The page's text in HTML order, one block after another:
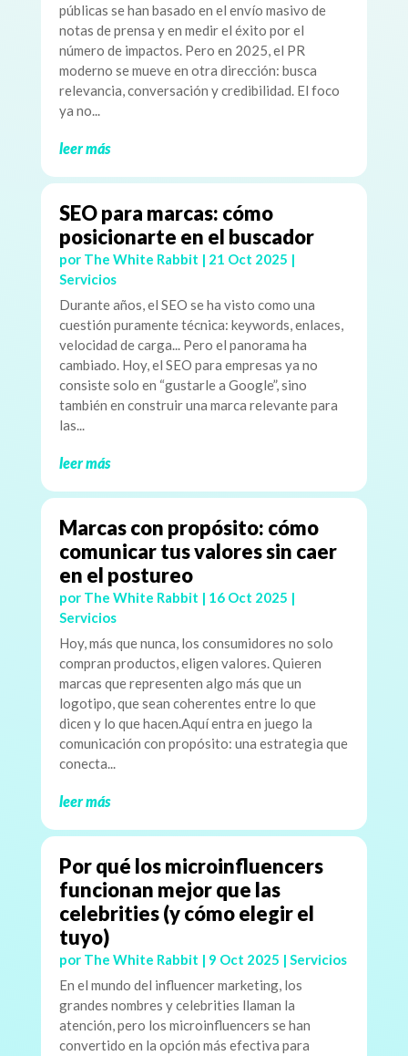
públicas se han basado en el envío masivo de
notas de prensa y en medir el éxito por el
número de impactos. Pero en 2025, el PR
moderno se mueve en otra dirección: busca
relevancia, conversación y credibilidad. El foco
ya no...
leer más
SEO para marcas: cómo
posicionarte en el buscador
por The White Rabbit | 21 Oct 2025 |
Servicios
Durante años, el SEO se ha visto como una
cuestión puramente técnica: keywords, enlaces,
velocidad de carga... Pero el panorama ha
cambiado. Hoy, el SEO para empresas ya no
consiste solo en “gustarle a Google”, sino
también en construir una marca relevante para
las...
leer más
Marcas con propósito: cómo
comunicar tus valores sin caer
en el postureo
por The White Rabbit | 16 Oct 2025 |
Servicios
Hoy, más que nunca, los consumidores no solo
compran productos, eligen valores. Quieren
marcas que representen algo más que un
logotipo, que sean coherentes entre lo que
dicen y lo que hacen.Aquí entra en juego la
comunicación con propósito: una estrategia que
conecta...
leer más
Por qué los microinfluencers
funcionan mejor que las
celebrities (y cómo elegir el
tuyo)
por The White Rabbit | 9 Oct 2025 | Servicios
En el mundo del influencer marketing, los
grandes nombres y celebrities llaman la
atención, pero los microinfluencers se han
convertido en la opción más efectiva para